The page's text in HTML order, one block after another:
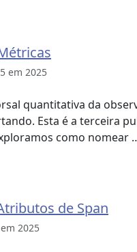
em 2025
quantitativa da
Esta é a terceira
como nomear
de Span
2025